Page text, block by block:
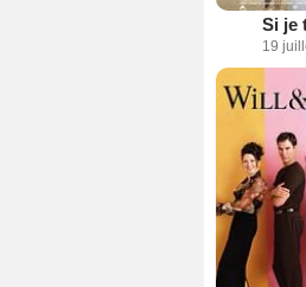
Si je
19